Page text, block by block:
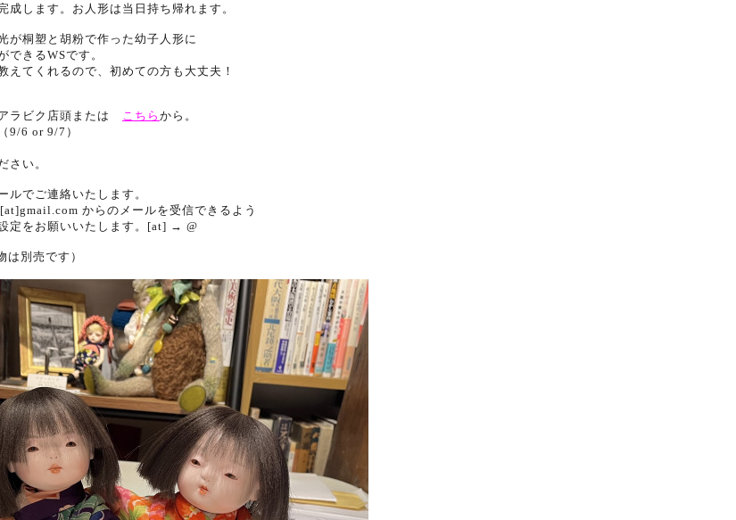
成します。お人形は当日持ち帰れます。
が桐塑と胡粉で作った幼子人形に
できるWSです。
えてくれるので、初めての方も大丈夫！
ラビク店頭または こちら から。
9/6 or 9/7）
さい。
ルでご連絡いたします。
からのメールを受信できるよう
定をお願いいたします。[at] → @
は別売です）